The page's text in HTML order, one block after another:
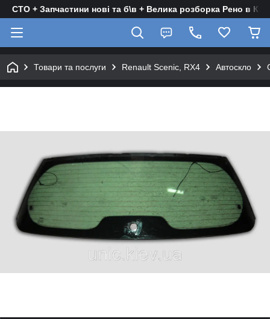
СТО + Запчастини нові та б\в + Велика розборка Рено в
Товари та послуги Renault Scenic, RX4 Автоскло